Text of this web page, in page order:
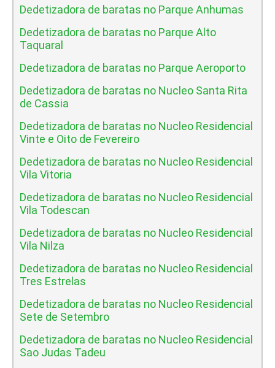
Dedetizadora de baratas no Parque Anhumas
Dedetizadora de baratas no Parque Alto
Taquaral
Dedetizadora de baratas no Parque Aeroporto
Dedetizadora de baratas no Nucleo Santa Rita
de Cassia
Dedetizadora de baratas no Nucleo Residencial
Vinte e Oito de Fevereiro
Dedetizadora de baratas no Nucleo Residencial
Vila Vitoria
Dedetizadora de baratas no Nucleo Residencial
Vila Todescan
Dedetizadora de baratas no Nucleo Residencial
Vila Nilza
Dedetizadora de baratas no Nucleo Residencial
Tres Estrelas
Dedetizadora de baratas no Nucleo Residencial
Sete de Setembro
Dedetizadora de baratas no Nucleo Residencial
Sao Judas Tadeu